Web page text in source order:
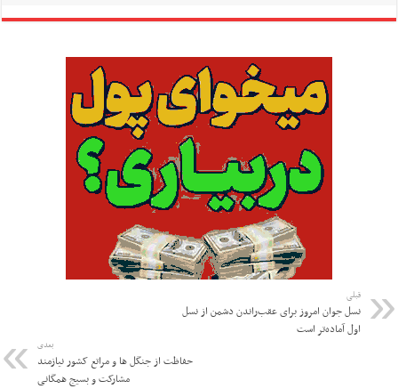
قبلی
نسل جوان امروز برای عقب‌راندن دشمن از نسل
اول آماده‌تر است
بعدی
حفاظت از جنگل ها و مراتع کشور نیازمند
مشارکت و بسیج همگانی